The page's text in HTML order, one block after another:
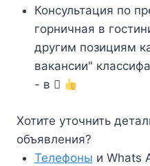
Консультация по
горничная в
другим позициям
вакансии"
- в
Хотите уточнить
объявления?
Телефоны и Whats